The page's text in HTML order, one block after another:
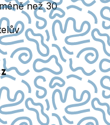
než 30